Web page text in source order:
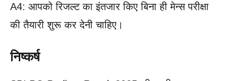
A4: आपको रिजल्ट का इंतजार किए बिना ही मेन्स परीक्षा
की तैयारी शुरू कर देनी चाहिए।
निष्कर्ष